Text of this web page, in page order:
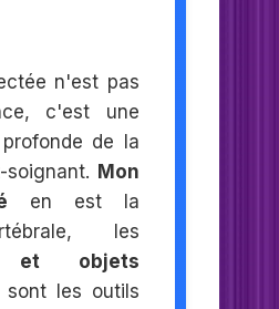
n'est pas
c'est une
de la
Mon
en est la
les
et objets
sont les outils